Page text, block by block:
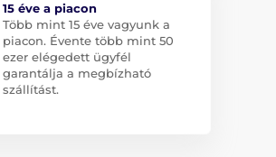
15 éve a piacon
Több mint 15 éve vagyunk a
piacon. Évente több mint 50
ezer elégedett ügyfél
garantálja a megbízható
szállítást.